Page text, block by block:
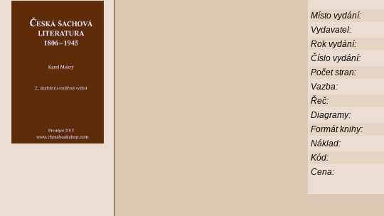
Místo vydání:
Vydavatel:
Rok vydání:
Číslo vydání:
Počet stran:
Vazba:
Řeč:
Diagramy:
Formát knihy:
Náklad:
Kód:
Cena: